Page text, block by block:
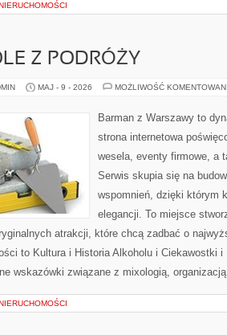
Z PODRÓŻY
MAJ - 9 - 2026 MOŻLIWOŚĆ
Barman z Warszawy to
strona internetowa
wesela, eventy firmowe, a
Serwis skupia się na
wspomnień, dzięki którym
elegancji. To miejsce
atrakcji, które chcą zadbać o
to Kultura i Historia Alkoholu i Ciekawostki
wskazówki związane z mixologią,